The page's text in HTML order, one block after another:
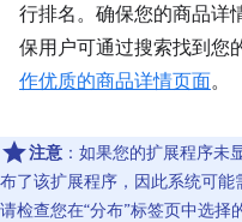
行排名。确保您的商品详
保用户可通过搜索找到您
作优质的商品详情页面。
注意 ：如果您的扩展程序未
布了该扩展程序，因此系统可能
请检查您在“分布”标签页中选择